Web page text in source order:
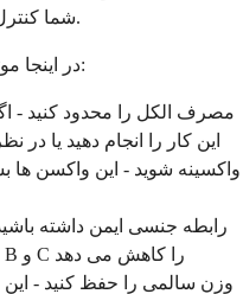
شما کنترل قابل توجهی بر سلامت کبد خود دارید.
در اینجا موثرترین راهبردهای پیشگیری وجود دارد:
مصرف الکل را محدود کنید -
این کار را انجام دهید یا در
رابطه جنسی ایمن داشته
خودداری کنید - این خطر هپاتیت B و C را کاهش می دهد
وزن سالمی را حفظ کنید -